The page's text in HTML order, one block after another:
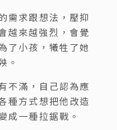
需求跟想法，壓抑
越來越強烈，會覺
了小孩，犧牲了她
。
不滿，自己認為應
種方式想把他改造
成一種拉鋸戰。